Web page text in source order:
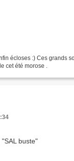
écloses :) Ces grands
cet été morose .